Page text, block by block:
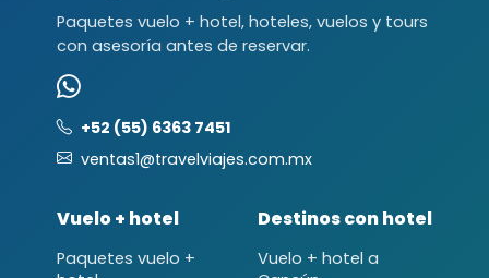
Paquetes vuelo + hotel, hoteles, vuelos y tours
con asesoría antes de reservar.
+52 (55) 6363 7451
ventas1@travelviajes.com.mx
Vuelo + hotel
Paquetes vuelo +
Destinos con hotel
Vuelo + hotel a